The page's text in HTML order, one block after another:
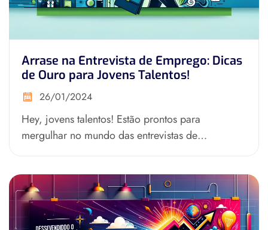
Arrase na Entrevista de Emprego: Dicas
de Ouro para Jovens Talentos!
26/01/2024
Hey, jovens talentos! Estão prontos para
mergulhar no mundo das entrevistas de